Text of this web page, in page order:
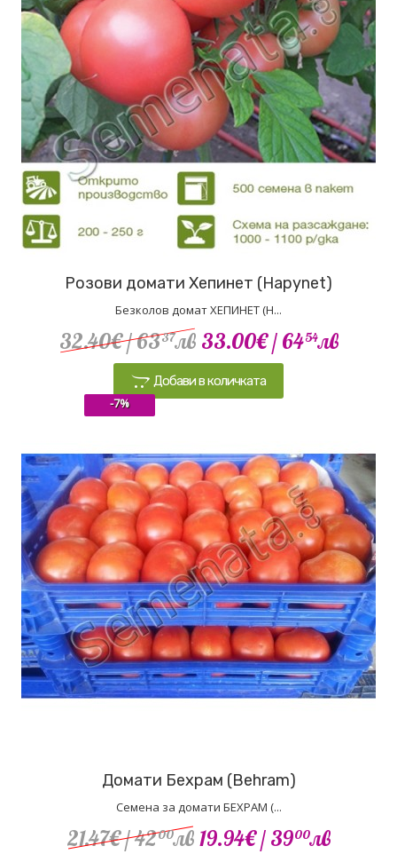
Розови домати Хепинет (Hapynet)
Безколов домат ХЕПИНЕТ (H...
32.40€/ 6337лв 33.00€/ 6454лв
Добави в количката
Домати Бехрам (Behram)
Семена за домати БЕХРАМ (...
21.47€/ 4200лв 19.94€/ 3900лв
-7%